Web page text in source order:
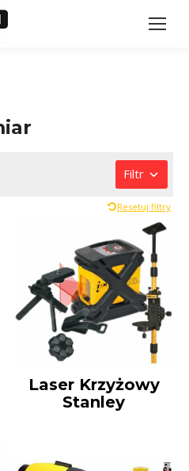
Filtr
Resetuj filtry
Laser Krzyżowy
Stanley